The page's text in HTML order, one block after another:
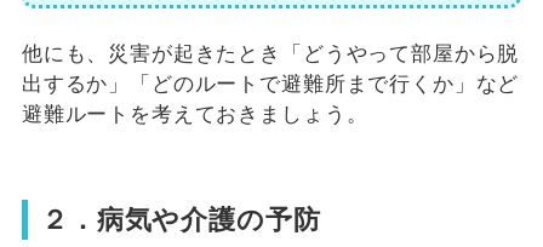
他にも、災害が起きたとき「どうやって部屋から脱
出するか」「どのルートで避難所まで行くか」など
避難ルートを考えておきましょう。
２．病気や介護の予防